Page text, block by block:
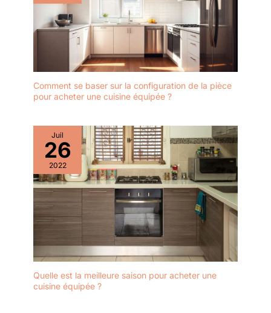
Comment se baser sur la configuration de la pièce
pour acheter une cuisine équipée ?
Juil
26
2022
Quelle est la meilleure saison pour acheter une
cuisine équipée ?